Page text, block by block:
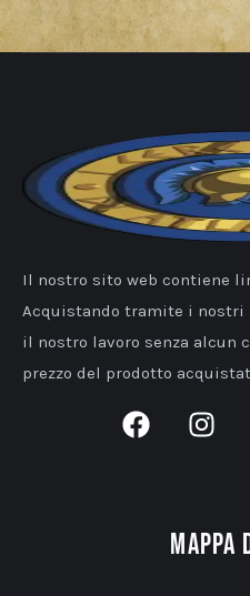
Il nostro sito web contiene
Acquistando tramite i
il nostro lavoro senza alcun
prezzo del prodotto